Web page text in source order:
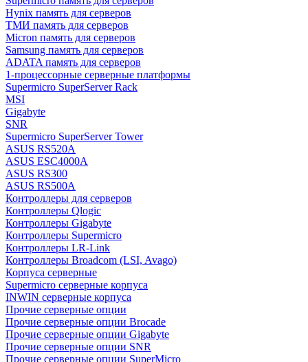
Hynix память для серверов
ТМИ память для серверов
Micron память для серверов
Samsung память для серверов
ADATA память для серверов
1-процессорные серверные платформы
Supermicro SuperServer Rack
MSI
Gigabyte
SNR
Supermicro SuperServer Tower
ASUS RS520A
ASUS ESC4000A
ASUS RS300
ASUS RS500A
Контроллеры для серверов
Контроллеры Qlogic
Контроллеры Gigabyte
Контроллеры Supermicro
Контроллеры LR-Link
Контроллеры Broadcom (LSI, Avago)
Корпуса серверные
Supermicro серверные корпуса
INWIN серверные корпуса
Прочие серверные опции
Прочие серверные опции Brocade
Прочие серверные опции Gigabyte
Прочие серверные опции SNR
Прочие серверные опции SuperMicro